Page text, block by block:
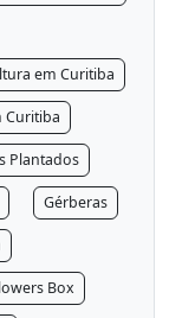
em Curitiba
Curitiba
Plantados
Gérberas
Box